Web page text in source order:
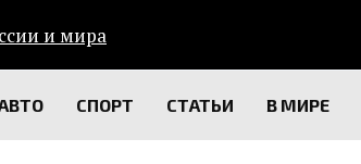
СПОРТ СТАТЬИ В МИРЕ